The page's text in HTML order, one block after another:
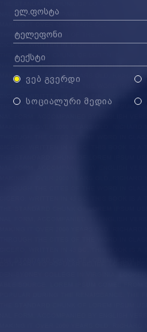
ᲕᲔᲑ ᲒᲕᲔᲠᲓᲘ
ᲡᲝᲪᲘᲐᲚᲣᲠᲘ ᲛᲔᲓᲘᲐ